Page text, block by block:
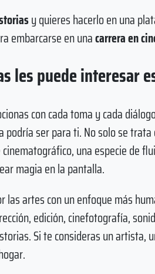
y quieres hacerlo en una
embarcarse en unacarrera en
les puede interesar
con cada toma y cada
podría ser para ti. No solo se
una especie de
magia en la pantalla.
las artes con un enfoque más
edición, cinefotografía,
Si te consideras un artista,